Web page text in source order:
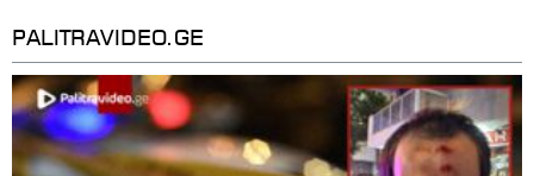
"ამ წუთებში, თავს დაესხნენ
არასრულწლოვანების და
სავარაუდოდ, არა მარტო
არასრულწლოვანების ჯგუფი" -
ადვოკატის ინფორმაციით
კურიერს თავს დაესხნენ
PALITRAVIDEO.GE